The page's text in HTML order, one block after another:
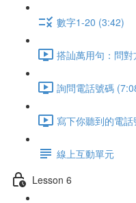
數字1-20 (3:42)
搭訕萬用句：問
詢問電話號碼
寫下你聽到的電
線上互動單元
Lesson 6